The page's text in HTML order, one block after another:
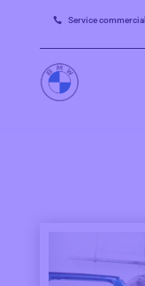
 Service commercial